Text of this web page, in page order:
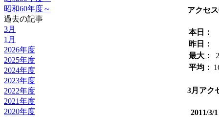
昭和60年度～
過去の記事
3月
1月
2026年度
2025年度
2024年度
2023年度
2022年度
2021年度
2020年度
アクセ
本日：
昨日：
最大：
平均：
3月アク
2011/3/